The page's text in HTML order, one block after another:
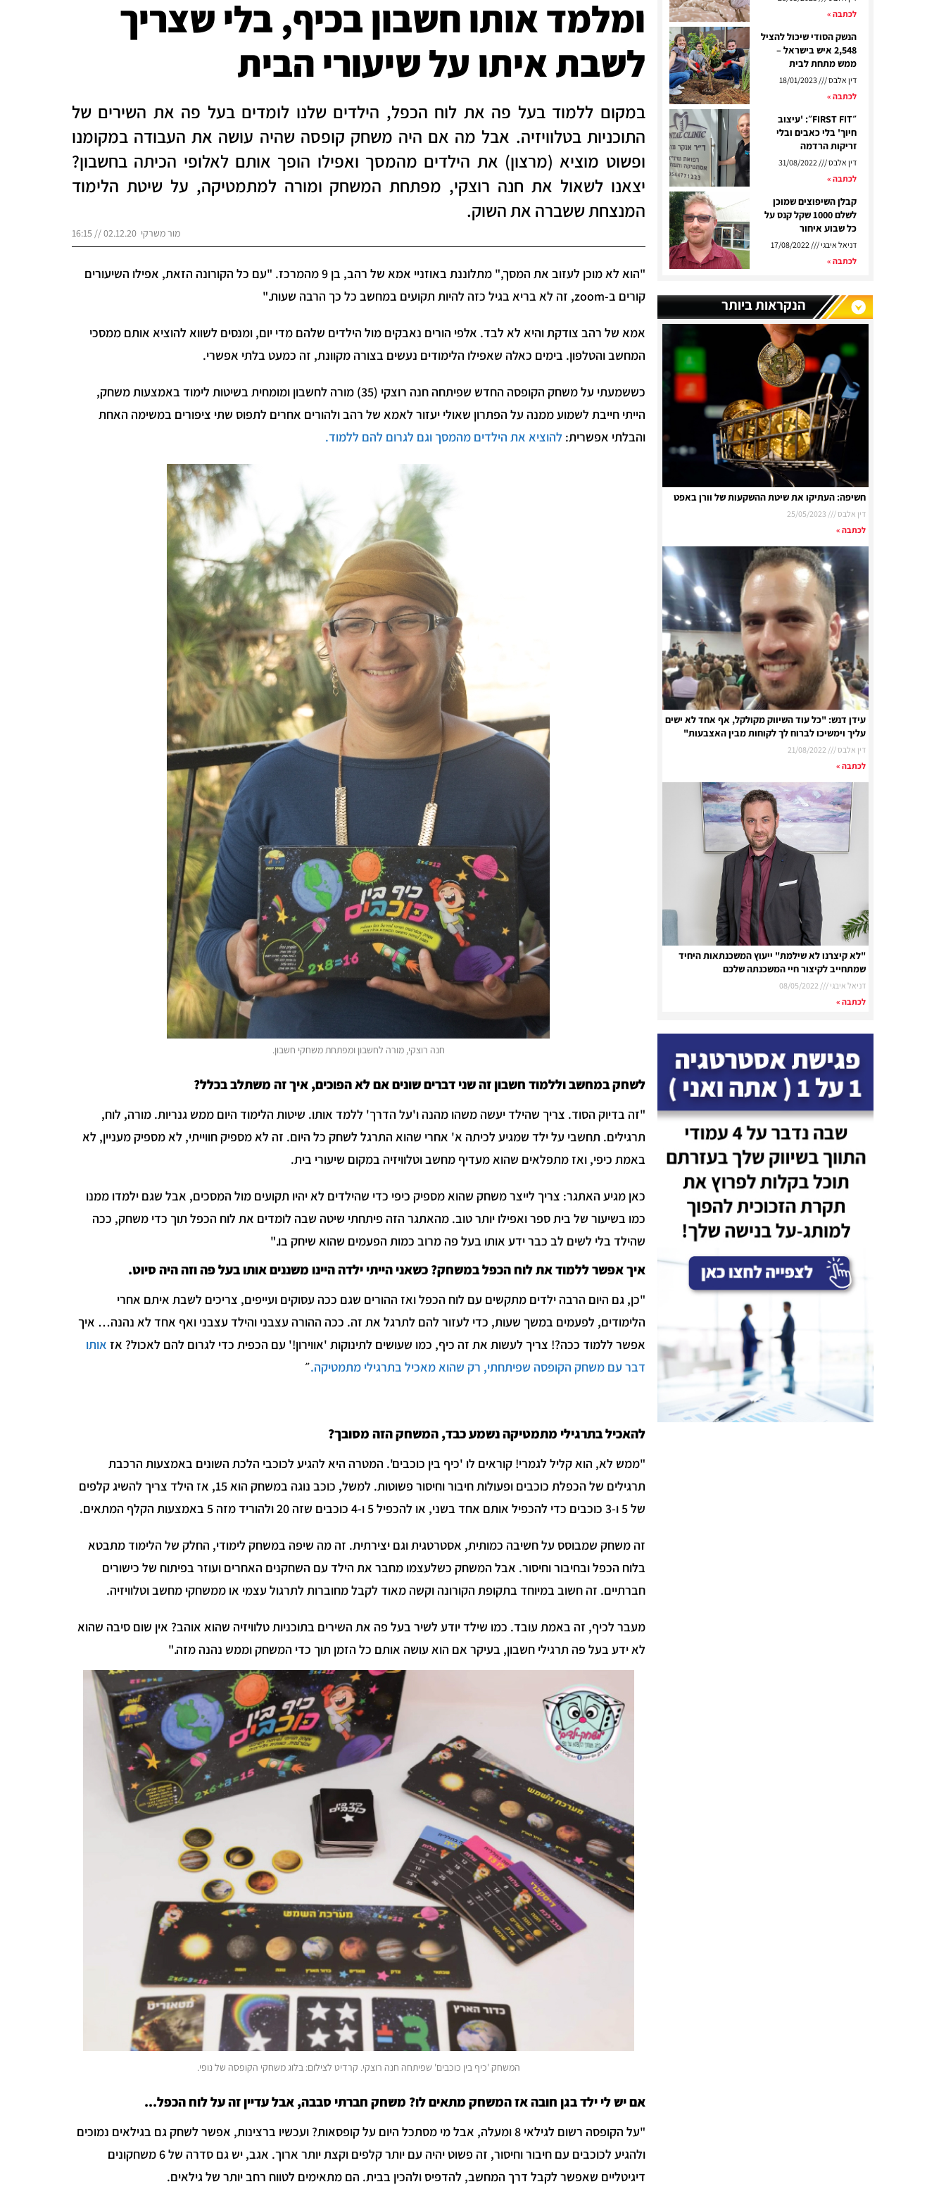
לכתבה »
הנשק הסודי שיכול להציל
2,548 איש בישראל –
ממש מתחת לבית
דין אלבס
לכתבה »
״FIRST FIT״: 'עיצוב
חיוך' בלי כאבים ובלי
זריקות הרדמה
דין אלבס
לכתבה »
קבלן השיפוצים שמוכן
לשלם 1000 שקל קנס על
כל שבוע איחור
דניאל איבגי
לכתבה »
הנקראות ביותר
חשיפה: העתיקו את שיטת ההשקעות של וורן באפט
דין אלבס
לכתבה »
עידן דנש: "כל עוד השיווק מקולקל, אף אחד לא ישים
עליך וימשיכו לברוח לך לקוחות מבין האצבעות"
דין אלבס
לכתבה »
"לא קיצרנו לא שילמת" ייעוץ המשכנתאות היחיד
שמתחייב לקיצור חיי המשכנתה שלכם
דניאל איבגי
לכתבה »
ומלמד אותו חשבון בכיף, בלי שצריך
לשבת איתו על שיעורי הבית
במקום ללמוד בעל פה את לוח הכפל, הילדים שלנו לומדים בעל פה את השירים של
התוכניות בטלוויזיה. אבל מה אם היה משחק קופסה שהיה עושה את העבודה במקומנו
ופשוט מוציא (מרצון) את הילדים מהמסך ואפילו הופך אותם לאלופי הכיתה בחשבון?
יצאנו לשאול את חנה רוצקי, מפתחת המשחק ומורה למתמטיקה, על שיטת הלימוד
המנצחת ששברה את השוק.
מור משרקי 02.12.20 // 16:15
"הוא לא מוכן לעזוב את המסך," מתלוננת באוזניי אמא של רהב, בן 9 מהמרכז. "עם כל הקורונה הזאת, אפילו השיעורים
קורים ב-zoom, זה לא בריא בגיל כזה להיות תקועים במחשב כל כך הרבה שעות."
אמא של רהב צודקת והיא לא לבד. אלפי הורים נאבקים מול הילדים שלהם מדי יום, ומנסים לשווא להוציא אותם ממסכי
המחשב והטלפון. בימים כאלה שאפילו הלימודים נעשים בצורה מקוונת, זה כמעט בלתי אפשרי.
כששמעתי על משחק הקופסה החדש שפיתחה חנה רוצקי (35) מורה לחשבון ומומחית בשיטות לימוד באמצעות משחק,
הייתי חייבת לשמוע ממנה על הפתרון שאולי יעזור לאמא של רהב ולהורים אחרים לתפוס שתי ציפורים במשימה האחת
והבלתי אפשרית: להוציא את הילדים מהמסך וגם לגרום להם ללמוד.
חנה רוצקי, מורה לחשבון ומפתחת משחקי חשבון.
לשחק במחשב וללמוד חשבון זה שני דברים שונים אם לא הפוכים, איך זה משתלב בכלל?
"זה בדיוק הסוד. צריך שהילד יעשה משהו מהנה ו'על הדרך' ללמד אותו. שיטות הלימוד היום ממש גנריות. מורה, לוח,
תרגילים. תחשבי על ילד שמגיע לכיתה א' אחרי שהוא התרגל לשחק כל היום. זה לא מספיק חווייתי, לא מספיק מעניין, לא
באמת כיפי, ואז מתפלאים שהוא מעדיף מחשב וטלוויזיה במקום שיעורי בית.
כאן מגיע האתגר: צריך לייצר משחק שהוא מספיק כיפי כדי שהילדים לא יהיו תקועים מול המסכים, אבל שגם ילמדו ממנו
כמו בשיעור של בית ספר ואפילו יותר טוב. מהאתגר הזה פיתחתי שיטה שבה לומדים את לוח הכפל תוך כדי משחק, ככה
שהילד בלי לשים לב כבר ידע אותו בעל פה מרוב כמות הפעמים שהוא שיחק בו."
איך אפשר ללמוד את לוח הכפל במשחק? כשאני הייתי ילדה היינו משננים אותו בעל פה וזה היה סיוט.
"כן, גם היום הרבה ילדים מתקשים עם לוח הכפל ואז ההורים שגם ככה עסוקים ועייפים, צריכים לשבת איתם אחרי
הלימודים, לפעמים במשך שעות, כדי לעזור להם לתרגל את זה. ככה ההורה עצבני והילד עצבני ואף אחד לא נהנה… איך
אפשר ללמוד ככה?! צריך לעשות את זה כיף, כמו שעושים לתינוקות 'אווירון!' עם הכפית כדי לגרום להם לאכול? אז אותו
דבר עם משחק הקופסה שפיתחתי, רק שהוא מאכיל בתרגילי מתמטיקה.״
להאכיל בתרגילי מתמטיקה נשמע כבד, המשחק הזה מסובך?
"ממש לא, הוא קליל לגמרי! קוראים לו 'כיף בין כוכבים'. המטרה היא להגיע לכוכבי הלכת השונים באמצעות הרכבת
תרגילים של הכפלת כוכבים ופעולות חיבור וחיסור פשוטות. למשל, כוכב נוגה במשחק הוא 15, אז הילד צריך להשיג קלפים
של 5 ו-3 כוכבים כדי להכפיל אותם אחד בשני, או להכפיל 5 ו-4 כוכבים שזה 20 ולהוריד מזה 5 באמצעות הקלף המתאים.
זה משחק שמבוסס על חשיבה כמותית, אסטרטגית וגם יצירתית. זה מה שיפה במשחק לימודי, החלק של הלימוד מתבטא
בלוח הכפל ובחיבור וחיסור. אבל המשחק כשלעצמו מחבר את הילד עם השחקנים האחרים ועוזר בפיתוח של כישורים
חברתיים. זה חשוב במיוחד בתקופת הקורונה וקשה מאוד לקבל מחוברות לתרגול עצמי או ממשחקי מחשב וטלוויזיה.
מעבר לכיף, זה באמת עובד. כמו שילד יודע לשיר בעל פה את השירים בתוכניות טלוויזיה שהוא אוהב? אין שום סיבה שהוא
לא ידע בעל פה תרגילי חשבון, בעיקר אם הוא עושה אותם כל הזמן תוך כדי המשחק וממש נהנה מזה."
המשחק 'כיף בין כוכבים' שפיתחה חנה רוצקי. קרדיט לצילום: בלוג משחקי הקופסה של נופי.
אם יש לי ילד בגן חובה אז המשחק מתאים לו? משחק חברתי סבבה, אבל עדיין זה על לוח הכפל...
"על הקופסה רשום לגילאי 8 ומעלה, אבל מי מסתכל היום על קופסאות? ועכשיו ברצינות, אפשר לשחק גם בגילאים נמוכים
ולהגיע לכוכבים עם חיבור וחיסור, זה פשוט יהיה עם יותר קלפים וקצת יותר ארוך. אגב, יש גם סדרה של 6 משחקונים
דיגיטליים שאפשר לקבל דרך המחשב, להדפיס ולהכין בבית. הם מתאימים לטווח רחב יותר של גילאים.